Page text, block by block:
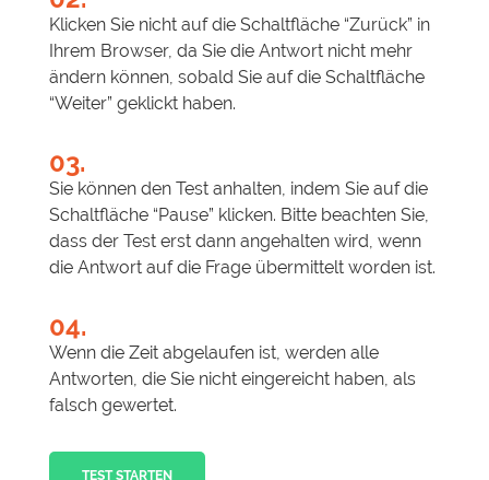
Klicken Sie nicht auf die Schaltfläche “Zurück” in
Ihrem Browser, da Sie die Antwort nicht mehr
ändern können, sobald Sie auf die Schaltfläche
“Weiter” geklickt haben.
03.
Sie können den Test anhalten, indem Sie auf die
Schaltfläche “Pause” klicken. Bitte beachten Sie,
dass der Test erst dann angehalten wird, wenn
die Antwort auf die Frage übermittelt worden ist.
04.
Wenn die Zeit abgelaufen ist, werden alle
Antworten, die Sie nicht eingereicht haben, als
falsch gewertet.
TEST STARTEN